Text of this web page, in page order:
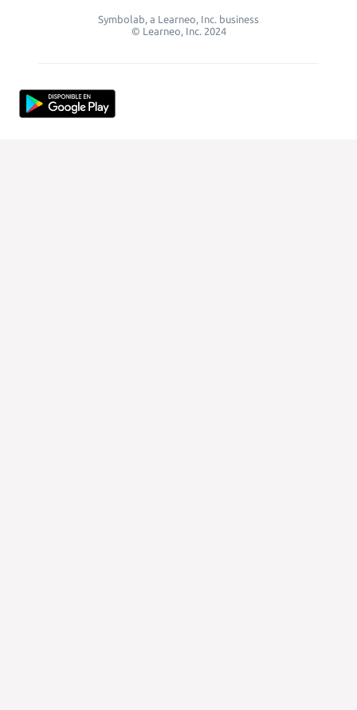
Symbolab, a Learneo, Inc. business
© Learneo, Inc. 2024